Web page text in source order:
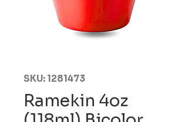
SKU: 1281473
Ramekin 4oz